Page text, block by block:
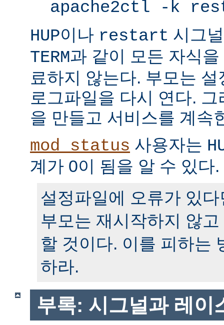
apache2ctl -k
HUP이나 restart 시그
TERM과 같이 모든 자식
료하지 않는다. 부모는
로그파일을 다시 연다.
을 만들고 서비스를 계속
mod_status 사용자는
계가 0이 됨을 알 수 있다.
설정파일에 오류가 있
부모는 재시작하지 않
할 것이다. 이를 피하는
하라.
부록: 시그널과 레이